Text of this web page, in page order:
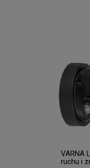
VARNA
ruchu i